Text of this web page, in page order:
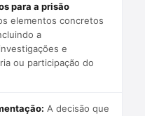
para a prisão
elementos concretos
a
e
ou participação do
A decisão que